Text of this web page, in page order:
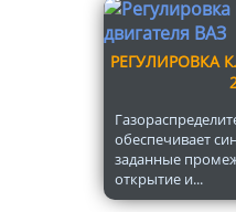
РЕГУЛИРОВКА
обеспечивает
заданные
открытие и...